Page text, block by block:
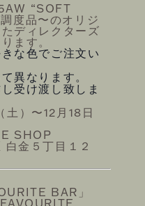
“SOFT
度品〜のオリジ
ディレクターズ
ます。
な色でご注文い
異なります。
受け渡し致しま
土）〜12月18日
SHOP
金５丁目１２
BAR」